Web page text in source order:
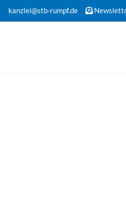
kanzlei@stb-rumpf.de